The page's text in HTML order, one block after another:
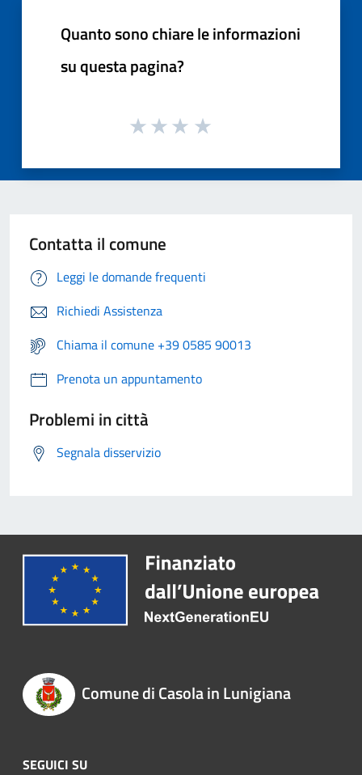
Quanto sono chiare le informazioni
su questa pagina?
Contatta il comune
Leggi le domande frequenti
Richiedi Assistenza
Chiama il comune +39 0585 90013
Prenota un appuntamento
Problemi in città
Segnala disservizio
Comune di Casola in Lunigiana
SEGUICI SU